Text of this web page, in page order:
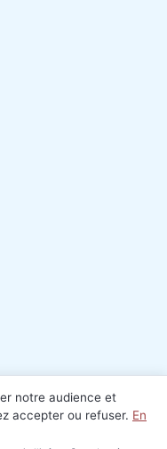
notre audience et
accepter ou refuser. En